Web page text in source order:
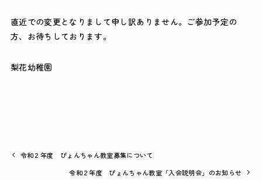
直近での変更となりまして申し訳ありません。ご参加予定の
方、お待ちしております。
梨花幼稚園
令和２年度 ぴょんちゃん教室募集について
令和２年度 ぴょんちゃん教室「入会説明会」のお知らせ